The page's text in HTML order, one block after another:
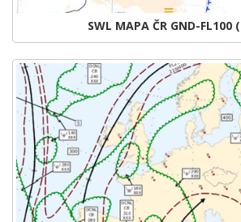
SWL MAPA ČR GND-FL100